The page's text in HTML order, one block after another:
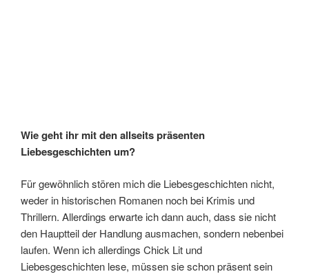
Wie geht ihr mit den allseits präsenten
Liebesgeschichten um?
Für gewöhnlich stören mich die Liebesgeschichten nicht,
weder in historischen Romanen noch bei Krimis und
Thrillern. Allerdings erwarte ich dann auch, dass sie nicht
den Hauptteil der Handlung ausmachen, sondern nebenbei
laufen. Wenn ich allerdings Chick Lit und
Liebesgeschichten lese, müssen sie schon präsent sein